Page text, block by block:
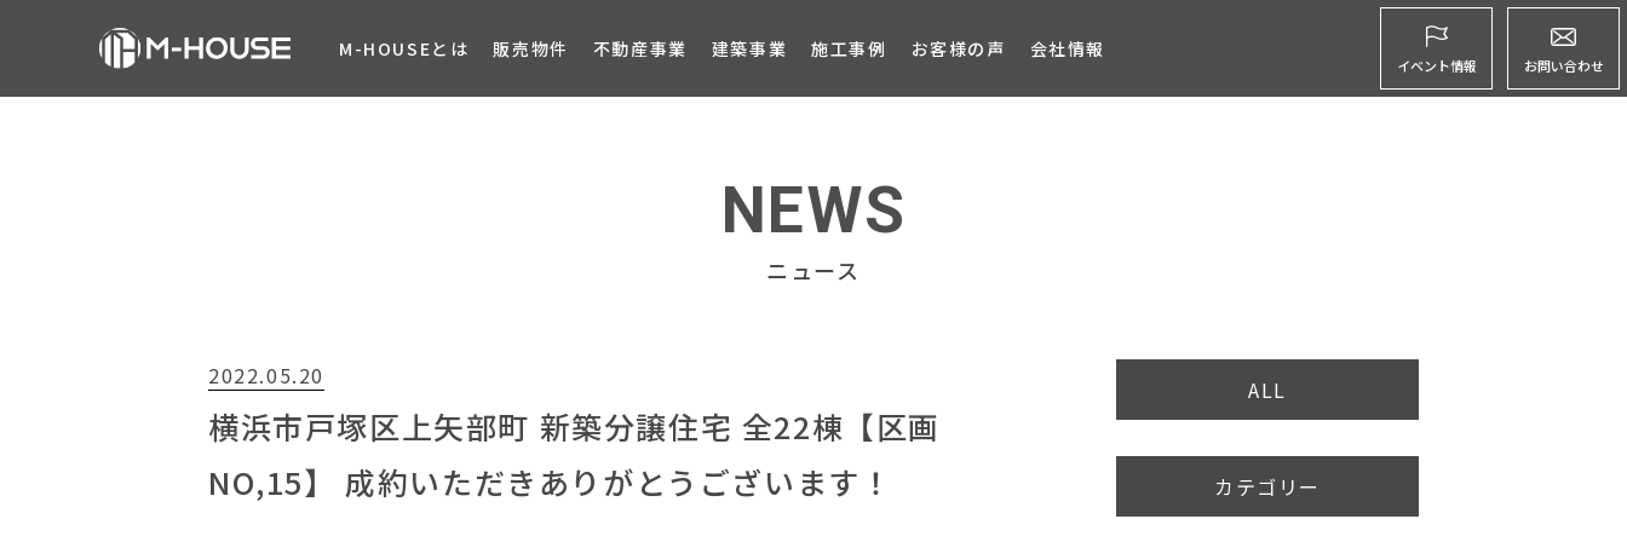
M-HOUSEとは 販売物件 不動産事業 建築事業 施工事例 お客様の声 会社情報
イベント情報 お問い合わせ
NEWS
ニュース
2022.05.20
横浜市戸塚区上矢部町 新築分譲住宅 全22棟【区画
NO,15】 成約いただきありがとうございます！
ALL
カテゴリー